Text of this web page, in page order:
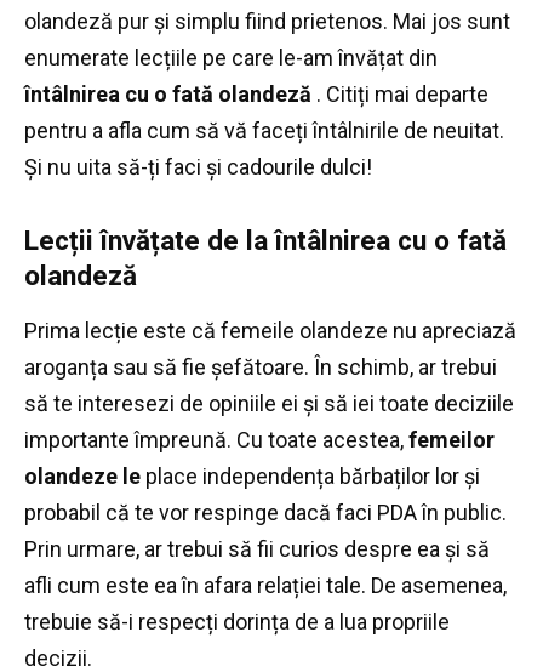
olandeză pur și simplu fiind prietenos. Mai jos sunt
enumerate lecțiile pe care le-am învățat din
întâlnirea cu o fată olandeză . Citiți mai departe
pentru a afla cum să vă faceți întâlnirile de neuitat.
Și nu uita să-ți faci și cadourile dulci!
Lecții învățate de la întâlnirea cu o fată
olandeză
Prima lecție este că femeile olandeze nu apreciază
aroganța sau să fie șefătoare. În schimb, ar trebui
să te interesezi de opiniile ei și să iei toate deciziile
importante împreună. Cu toate acestea,femeilor
olandeze le place independența bărbaților lor și
probabil că te vor respinge dacă faci PDA în public.
Prin urmare, ar trebui să fii curios despre ea și să
afli cum este ea în afara relației tale. De asemenea,
trebuie să-i respecți dorința de a lua propriile
decizii.